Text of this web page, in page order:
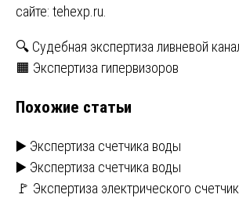
сайте: tehexp.ru
Навигация
записям
🔍 Судебная экспертиза ливневой
🟧 Экспертиза гипервизоров
Похожие статьи
▶️ Экспертиза счетчика воды
▶️ Экспертиза счетчика воды
🚩 Экспертиза электрического